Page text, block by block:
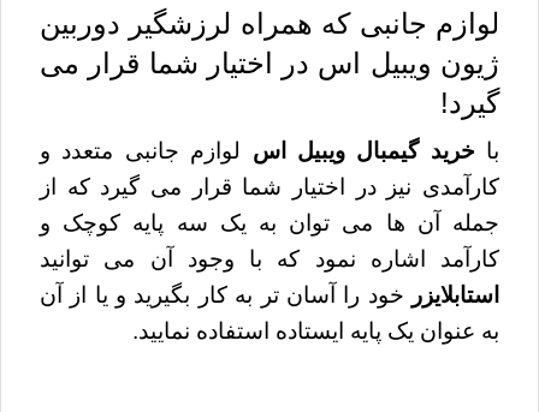
لوازم جانبی که همراه لرزشگیر دوربین
ژیون ویبیل اس در اختیار شما قرار می
گیرد!
باخرید گیمبال ویبیل اس لوازم جانبی متعدد و
کارآمدی نیز در اختیار شما قرار می گیرد که از
جمله آن ها می توان به یک سه پایه کوچک و
کارآمد اشاره نمود که با وجود آن می توانید
استابلایزر خود را آسان تر به کار بگیرید و یا از آن
به عنوان یک پایه ایستاده استفاده نمایید.